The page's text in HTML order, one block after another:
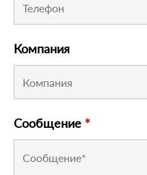
Компания
Сообщение *